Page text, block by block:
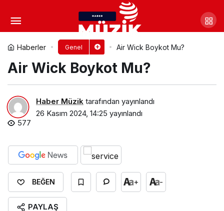
Haberler Genel Air Wick Boykot Mu?
Air Wick Boykot Mu?
Haber Müzik tarafından yayınlandı
26 Kasım 2024, 14:25 yayınlandı
577
BEĞEN + -
PAYLAŞ
Mercedes Boykot Mu?
Yorum Yap